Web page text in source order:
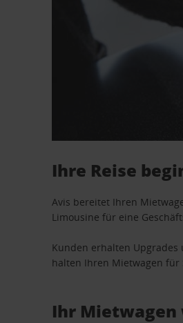
Ihre Reise
Avis bereitet Ihren
Limousine für eine
Kunden erhalten
halten Ihren Mietwagen für
Ihr Mietwagen